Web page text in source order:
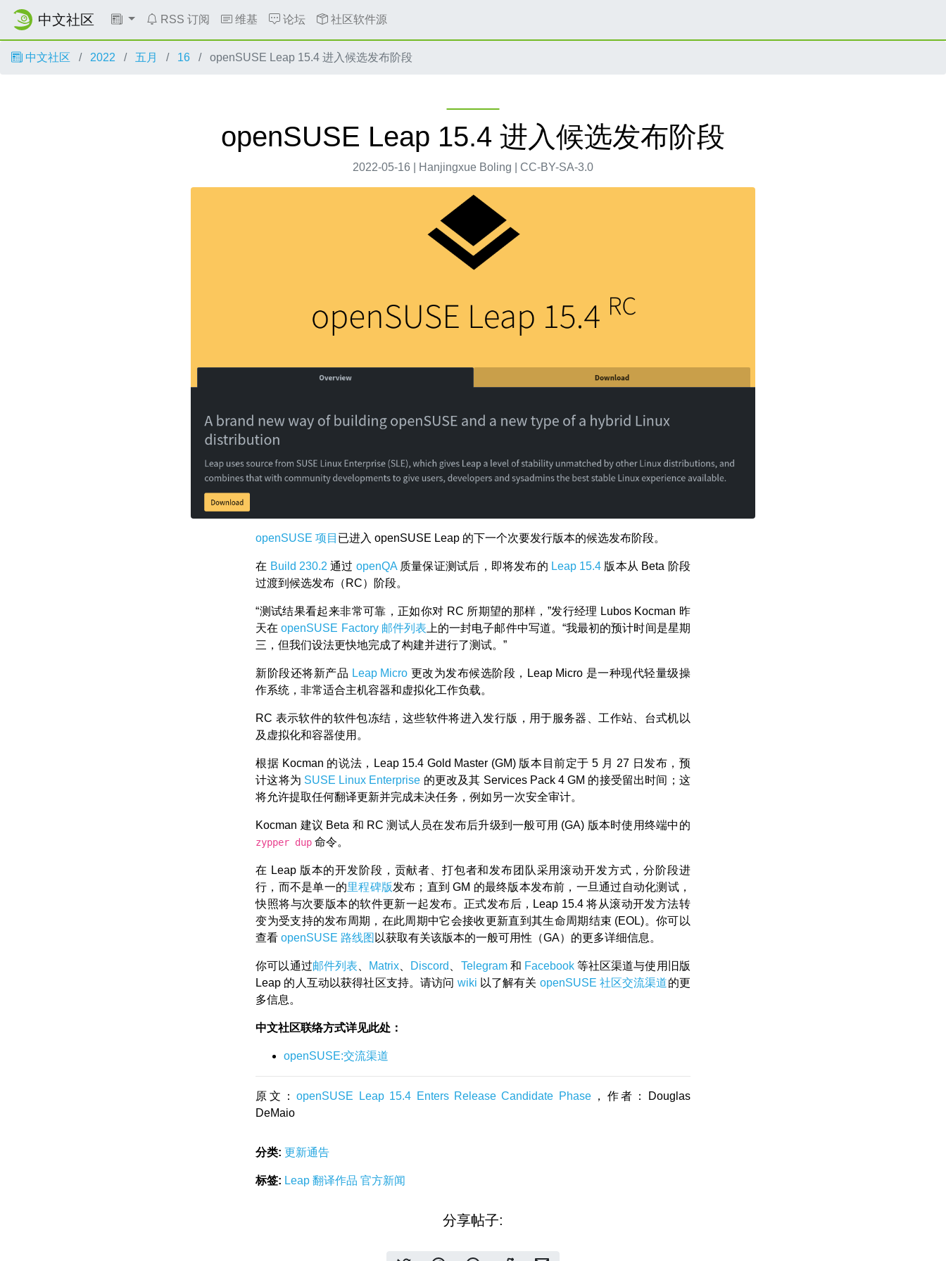
中文社区 RSS 订阅 维基 论坛 社区软件源
中文社区 2022 五月 16 openSUSE Leap 15.4 进入候选发布阶段
openSUSE Leap 15.4 进入候选发布阶段
2022-05-16 | Hanjingxue Boling | CC-BY-SA-3.0
openSUSE 项目 已进入 openSUSE Leap 的下一个次要发行版本的候选发布阶段。
在 Build 230.2 通过 openQA质量保证测试后，即将发布的 Leap 15.4 版本从 Beta 阶段
过渡到候选发布（RC）阶段。
“测试结果看起来非常可靠，正如你对 RC 所期望的那样，”发行经理 Lubos Kocman 昨
天在openSUSE Factory 邮件列表 上的一封电子邮件中写道。“我最初的预计时间是星期
三，但我们设法更快地完成了构建并进行了测试。”
新阶段还将新产品 Leap Micro 更改为发布候选阶段，Leap Micro 是一种现代轻量级操
作系统，非常适合主机容器和虚拟化工作负载。
RC 表示软件的软件包冻结，这些软件将进入发行版，用于服务器、工作站、台式机以
及虚拟化和容器使用。
根据 Kocman 的说法，Leap 15.4 Gold Master (GM) 版本目前定于 5 月 27 日发布，预
计这将为 SUSE Linux Enterprise 的更改及其 Services Pack 4 GM 的接受留出时间；这
将允许提取任何翻译更新并完成未决任务，例如另一次安全审计。
Kocman 建议 Beta 和 RC 测试人员在发布后升级到一般可用 (GA) 版本时使用终端中的
zypper dup 命令。
在 Leap 版本的开发阶段，贡献者、打包者和发布团队采用滚动开发方式，分阶段进
行，而不是单一的里程碑版发布；直到 GM 的最终版本发布前，一旦通过自动化测试，
快照将与次要版本的软件更新一起发布。正式发布后，Leap 15.4 将从滚动开发方法转
变为受支持的发布周期，在此周期中它会接收更新直到其生命周期结束 (EOL)。你可以
查看openSUSE 路线图 以获取有关该版本的一般可用性（GA）的更多详细信息。
你可以通过邮件列表 Matrix Discord Telegram和 Facebook等社区渠道与使用旧版
Leap 的人互动以获得社区支持。请访问 wiki 以了解有关 openSUSE 社区交流渠道的更
多信息。
中文社区联络方式详见此处：
openSUSE:交流渠道
原文：openSUSE Leap 15.4 Enters Release Candidate Phase，作者：Douglas
DeMaio
分类: 更新通告
标签: Leap翻译作品官方新闻
分享帖子: